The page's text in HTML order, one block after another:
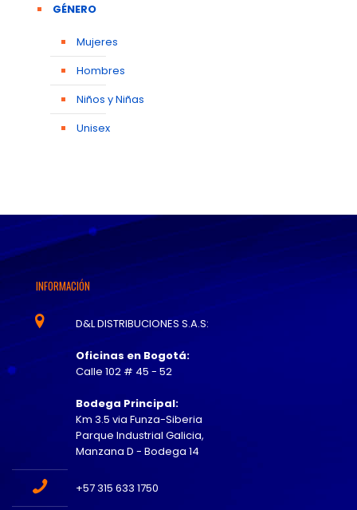
GÉNERO
Mujeres
Hombres
Niños y Niñas
Unisex
INFORMACIÓN
D&L DISTRIBUCIONES S.A.S:
Oficinas en Bogotá:
Calle 102 # 45 - 52
Bodega Principal:
Km 3.5 via Funza-Siberia
Parque Industrial Galicia,
Manzana D - Bodega 14
+57 315 633 1750